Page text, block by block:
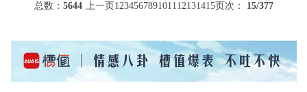
总数： 5644 上一页123456789101112131415页次： 15/377